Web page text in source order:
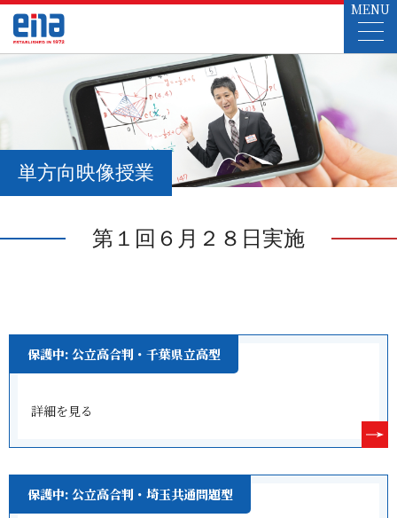
MENU
単方向映像授業
第１回６月２８日実施
保護中: 公立高合判・千葉県立高型
詳細を見る
保護中: 公立高合判・埼玉共通問題型